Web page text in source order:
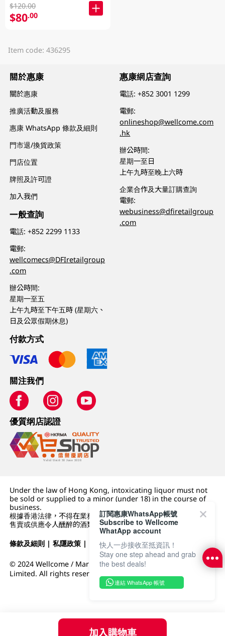
加入購物車
$120.00
$80.00
Item code: 436295
關於惠康
關於惠康
推廣活動及服務
惠康 WhatsApp 條款及細則
門市退/換貨政策
門店位置
牌照及許可證
加入我們
一般查詢
電話:+852 2299 1133
電郵:
wellcomecs@DFIretailgroup
.com
辦公時間:
星期一至五
上午九時至下午五時 (星期六、
日及公眾假期休息)
惠康網店查詢
電話:+852 3001 1299
電郵:
onlineshop@wellcome.com
.hk
辦公時間:
星期一至日
上午九時至晚上六時
企業合作及大量訂購查詢
電郵:
webusiness@dfiretailgroup
.com
付款方式
關注我們
優質纲店認證
Under the law of Hong Kong, intoxicating liquor must not
be sold or supplied to a minor (under 18) in the course of
business.
根據香港法律，不得在業務過程中，向未成年人 (18 歲以下人士)
售賣或供應令人醺醉的酒類。
條款及細則 |私隱政策 | DFI零售集團
© 2024 Wellcome / Market Place. The Dairy Farm Company
Limited. All rights reserved.
訂閱惠康WhatsApp帳號
Subscribe to Wellcome
WhatApp account
快人一步接收至抵資訊！
Stay one step ahead and grab
the best deals!
連結 WhatsApp 帳號